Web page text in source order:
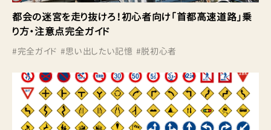
都会の迷宮を走り抜けろ！初心者向け「首都高速道路」乗
り方・注意点完全ガイド
#完全ガイド #思い出したい記憶 #脱初心者